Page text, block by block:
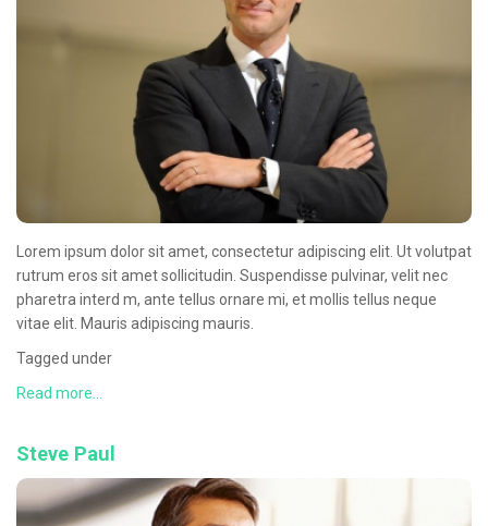
Lorem ipsum dolor sit amet, consectetur adipiscing elit. Ut volutpat
rutrum eros sit amet sollicitudin. Suspendisse pulvinar, velit nec
pharetra interd m, ante tellus ornare mi, et mollis tellus neque
vitae elit. Mauris adipiscing mauris.
Tagged under
Read more...
Steve Paul
Formulaires et fiches techniques
Consultations
Nouvelles techniques à AMC
Activités et agenda scientifiques
Galerie
CONTACT